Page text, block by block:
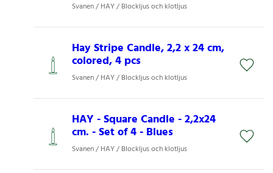
Svanen / HAY / Blockljus och klotljus
Hay Stripe Candle, 2,2 x 24 cm,
colored, 4 pcs
Svanen / HAY / Blockljus och klotljus
HAY - Square Candle - 2,2x24
cm. - Set of 4 - Blues
Svanen / HAY / Blockljus och klotljus